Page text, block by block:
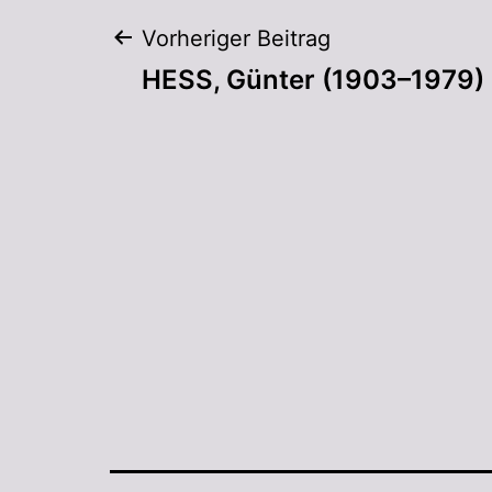
Vorheriger Beitrag
HESS, Günter (1903–1979)